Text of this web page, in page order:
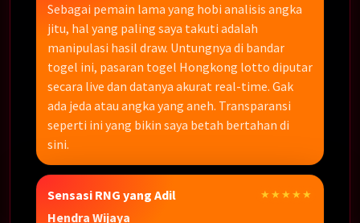
Sebagai pemain lama yang hobi analisis angka
jitu, hal yang paling saya takuti adalah
manipulasi hasil draw. Untungnya di bandar
togel ini, pasaran togel Hongkong lotto diputar
secara live dan datanya akurat real-time. Gak
ada jeda atau angka yang aneh. Transparansi
seperti ini yang bikin saya betah bertahan di
sini.
Sensasi RNG yang Adil ★★★★★
Hendra Wijaya